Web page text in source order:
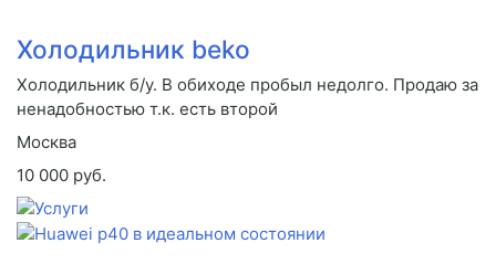
Холодильник beko
Холодильник б/у. В обиходе пробыл недолго. Продаю за
ненадобностью т.к. есть второй
Москва
10 000 руб.